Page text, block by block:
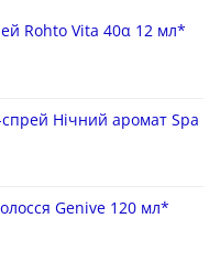
Rohto Vita 40α 12 мл*
Нічний аромат Spa
Genive 120 мл*